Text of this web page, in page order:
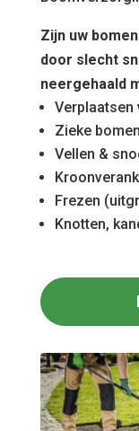
Zijn uw
door slecht
neergehaald
Verplaatsen
Zieke
Vellen &
Frezen
Knotten,